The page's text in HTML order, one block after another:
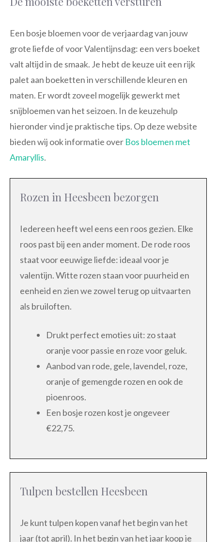
Een bosje bloemen voor de verjaardag van jouw
grote liefde of voor Valentijnsdag: een vers boeket
valt altijd in de smaak. Je hebt de keuze uit een rijk
palet aan boeketten in verschillende kleuren en
maten. Er wordt zoveel mogelijk gewerkt met
snijbloemen van het seizoen. In de keuzehulp
hieronder vind je praktische tips. Op deze website
bieden wij ook informatie over Bos bloemen met
Amaryllis.
Rozen in Heesbeen bezorgen
Iedereen heeft wel eens een roos gezien. Elke
roos past bij een ander moment. De rode roos
staat voor eeuwige liefde: ideaal voor je
valentijn. Witte rozen staan voor puurheid en
eenheid en zien we zowel terug op uitvaarten
als bruiloften.
Drukt perfect emoties uit: zo staat
oranje voor passie en roze voor geluk.
Aanbod van rode, gele, lavendel, roze,
oranje of gemengde rozen en ook de
pioenroos.
Een bosje rozen kost je ongeveer
€22,75.
Tulpen bestellen Heesbeen
Je kunt tulpen kopen vanaf het begin van het
jaar (tot april). In het begin van het jaar koop je